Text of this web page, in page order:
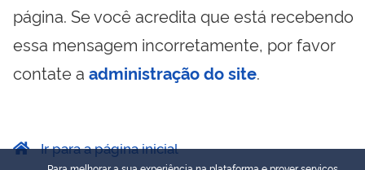
página. Se você acredita que está recebendo
essa mensagem incorretamente, por favor
contate a administração do site.
Ir para a página inicial